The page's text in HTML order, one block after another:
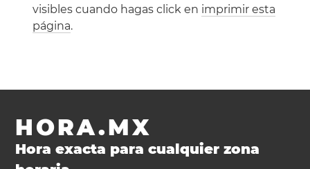
visibles cuando hagas click en imprimir esta
página.
HORA.MX
Hora exacta para cualquier zona